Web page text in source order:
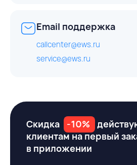
Email поддержка
callcenter@ews.ru
service@ews.ru
Скидка -10%
клиентам на первый
в приложении